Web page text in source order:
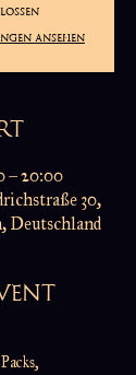
ansehen
– 20:00
30,
Deutschland